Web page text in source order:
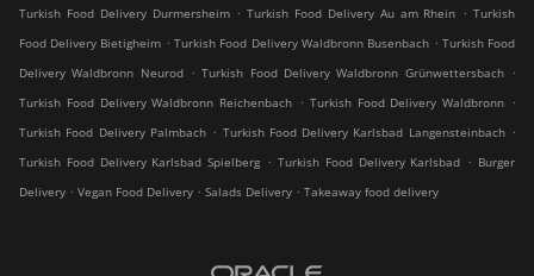
Turkish Food Delivery Durmersheim . Turkish Food Delivery Au am Rhein . Turkish
Food Delivery Bietigheim . Turkish Food Delivery Waldbronn Busenbach . Turkish Food
Delivery Waldbronn Neurod . Turkish Food Delivery Waldbronn Grünwettersbach .
Turkish Food Delivery Waldbronn Reichenbach . Turkish Food Delivery Waldbronn .
Turkish Food Delivery Palmbach . Turkish Food Delivery Karlsbad Langensteinbach .
Turkish Food Delivery Karlsbad Spielberg . Turkish Food Delivery Karlsbad . Burger
Delivery . Vegan Food Delivery . Salads Delivery . Takeaway food delivery